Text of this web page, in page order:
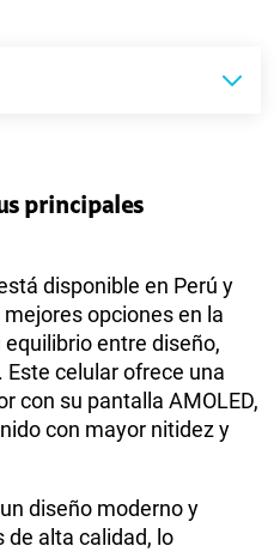
75 GBen alta velocidad
planes
Qualcomm Snapdragon 6 Gen 4
6.79
principales
disponible en Perú y
opciones en la
entre diseño,
celular ofrece una
con su pantalla AMOLED,
con mayor nitidez y
diseño moderno y
alta calidad, lo